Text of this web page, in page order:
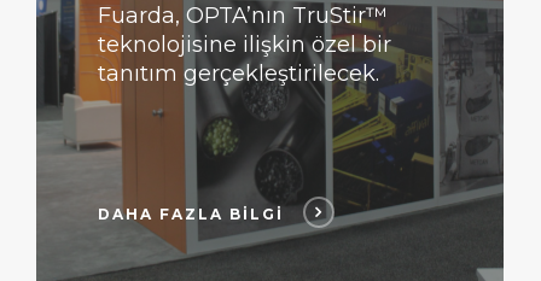
Fuarda, OPTA’nın TruStir™
teknolojisine ilişkin özel bir
tanıtım gerçekleştirilecek.
DAHA FAZLA BİLGİ